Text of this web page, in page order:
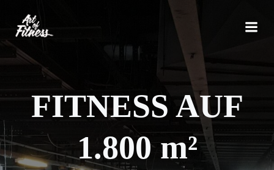
FITNESS AUF
1.800 m²